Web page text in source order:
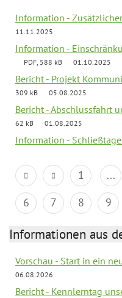
Information -
11.11.2025
Information -
PDF, 588 kB 01.10.2025
Bericht - Projekt
309 kB
05.08.2025
Bericht - Abschlussfahrt
62 kB
01.08.2025
Information -
1 ...
6
7 8 9
Informationen aus
Vorschau - Start in ein
06.08.2026
Bericht - Kennlerntag